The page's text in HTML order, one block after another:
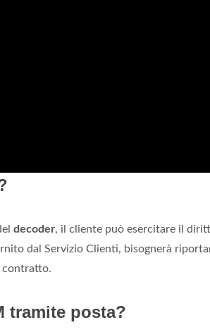
decoder, il cliente può esercitare il
dal Servizio Clienti, bisognerà
contratto.
tramite posta?